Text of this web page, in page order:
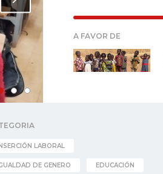
A FAVOR DE
LABORAL
DE GENERO EDUCACIÓN